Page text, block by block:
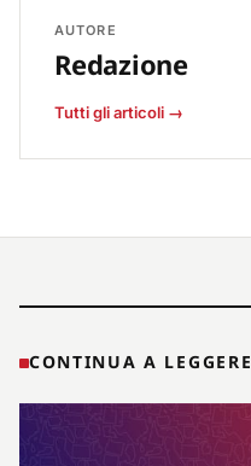
AUTORE
Redazione
Tutti gli articoli →
CONTINUA A LEGGERE